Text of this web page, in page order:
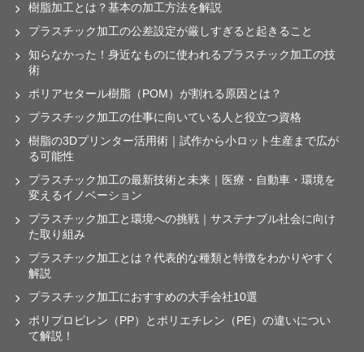
樹脂加工とは？基本の加工方法を解説
プラスチック加工の公差設定が厳しすぎると起きること
知らなかった！身近なものに使われるプラスチック加工の技
術
ポリアセタール樹脂（POM）が割れる原因とは？
プラスチック加工の仕事に向いている人と役立つ資格
樹脂の3Dプリンター活用術｜試作から小ロット生産まで広が
る可能性
プラスチック加工の最新技術と未来｜医療・自動車・環境を
変えるイノベーション
プラスチック加工と環境への挑戦｜サステナブル社会に向け
た取り組み
プラスチック加工とは？代表的な種類と特徴をわかりやすく
解説
プラスチック加工におすすめの大手会社10選
ポリプロピレン（PP）とポリエチレン（PE）の違いについ
て解説！